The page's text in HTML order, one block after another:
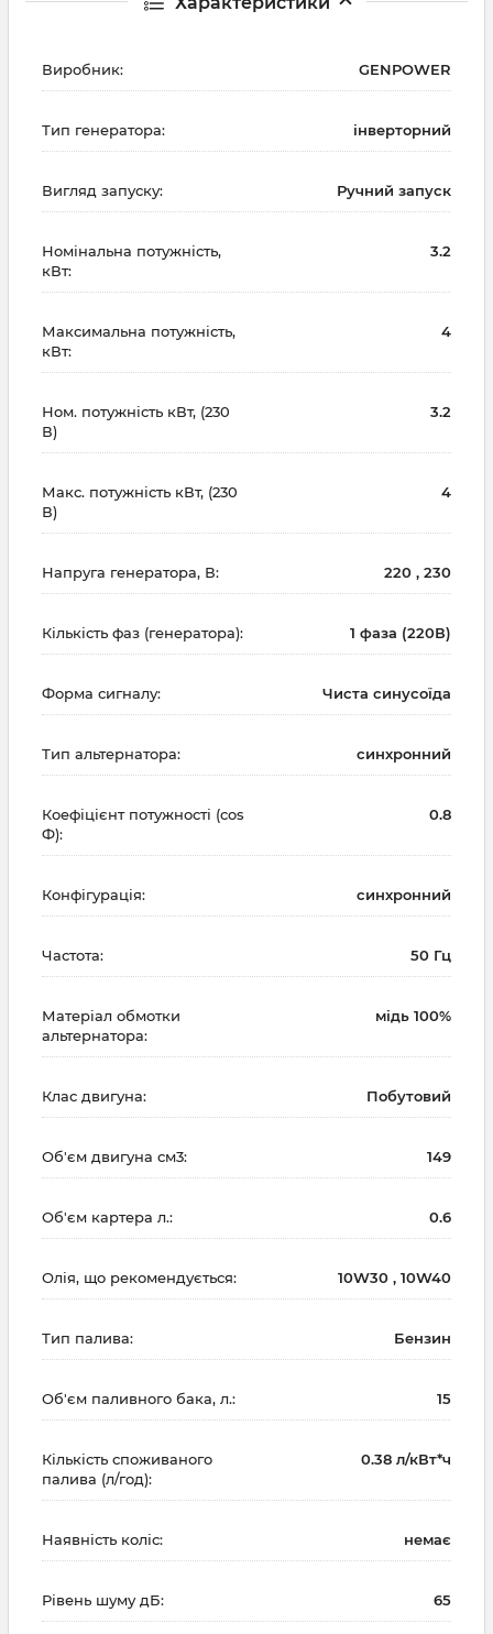
Виробник: GENPOWER
Тип генератора: інверторний
Вигляд запуску: Ручний запуск
Номінальна потужність,
кВт:
3.2
Максимальна потужність,
кВт:
4
Ном. потужність кВт, (230
В)
3.2
Макс. потужність кВт, (230
В)
4
Напруга генератора, В: 220 , 230
Кількість фаз (генератора): 1 фаза (220В)
Форма сигналу: Чиста синусоїда
Тип альтернатора: синхронний
Коефіцієнт потужності (cos
Ф):
0.8
Конфігурація: синхронний
Частота: 50 Гц
Матеріал обмотки
альтернатора:
мідь 100%
Клас двигуна: Побутовий
Об'єм двигуна см3: 149
Об'єм картера л.: 0.6
Олія, що рекомендується: 10W30 , 10W40
Тип палива: Бензин
Об'єм паливного бака, л.: 15
Кількість споживаного
палива (л/год):
0.38 л/кВт*ч
Наявність коліс: немає
Рівень шуму дБ: 65